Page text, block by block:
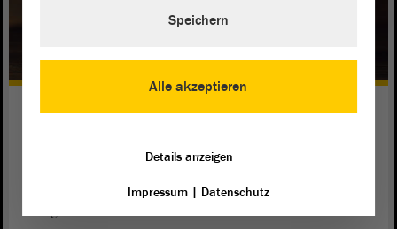
Digitales Gedenkbuch
ein ehrendes Gedenken: Das digitale Gedenkbuch erinnert
an die Frauen und Männer, die die Landespolitik im
Alle akzeptieren
Speichern
Details anzeigen
Impressum| Datenschutz